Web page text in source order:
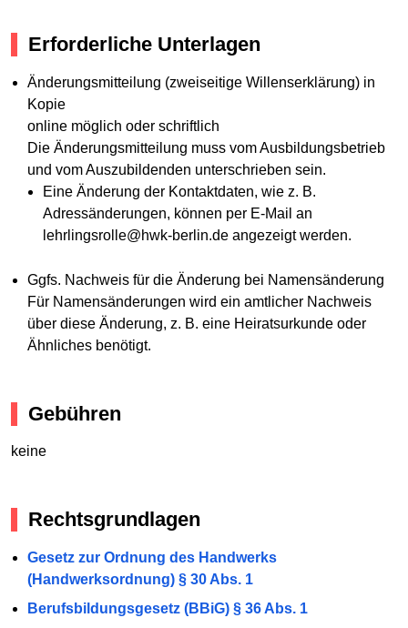
Erforderliche Unterlagen
Änderungsmitteilung (zweiseitige Willenserklärung) in
Kopie
online möglich oder schriftlich
Die Änderungsmitteilung muss vom Ausbildungsbetrieb
und vom Auszubildenden unterschrieben sein.
Eine Änderung der Kontaktdaten, wie z. B.
Adressänderungen, können per E-Mail an
lehrlingsrolle@hwk-berlin.de angezeigt werden.
Ggfs. Nachweis für die Änderung bei Namensänderung
Für Namensänderungen wird ein amtlicher Nachweis
über diese Änderung, z. B. eine Heiratsurkunde oder
Ähnliches benötigt.
Gebühren
keine
Rechtsgrundlagen
Gesetz zur Ordnung des Handwerks
(Handwerksordnung) § 30 Abs. 1
Berufsbildungsgesetz (BBiG) § 36 Abs. 1